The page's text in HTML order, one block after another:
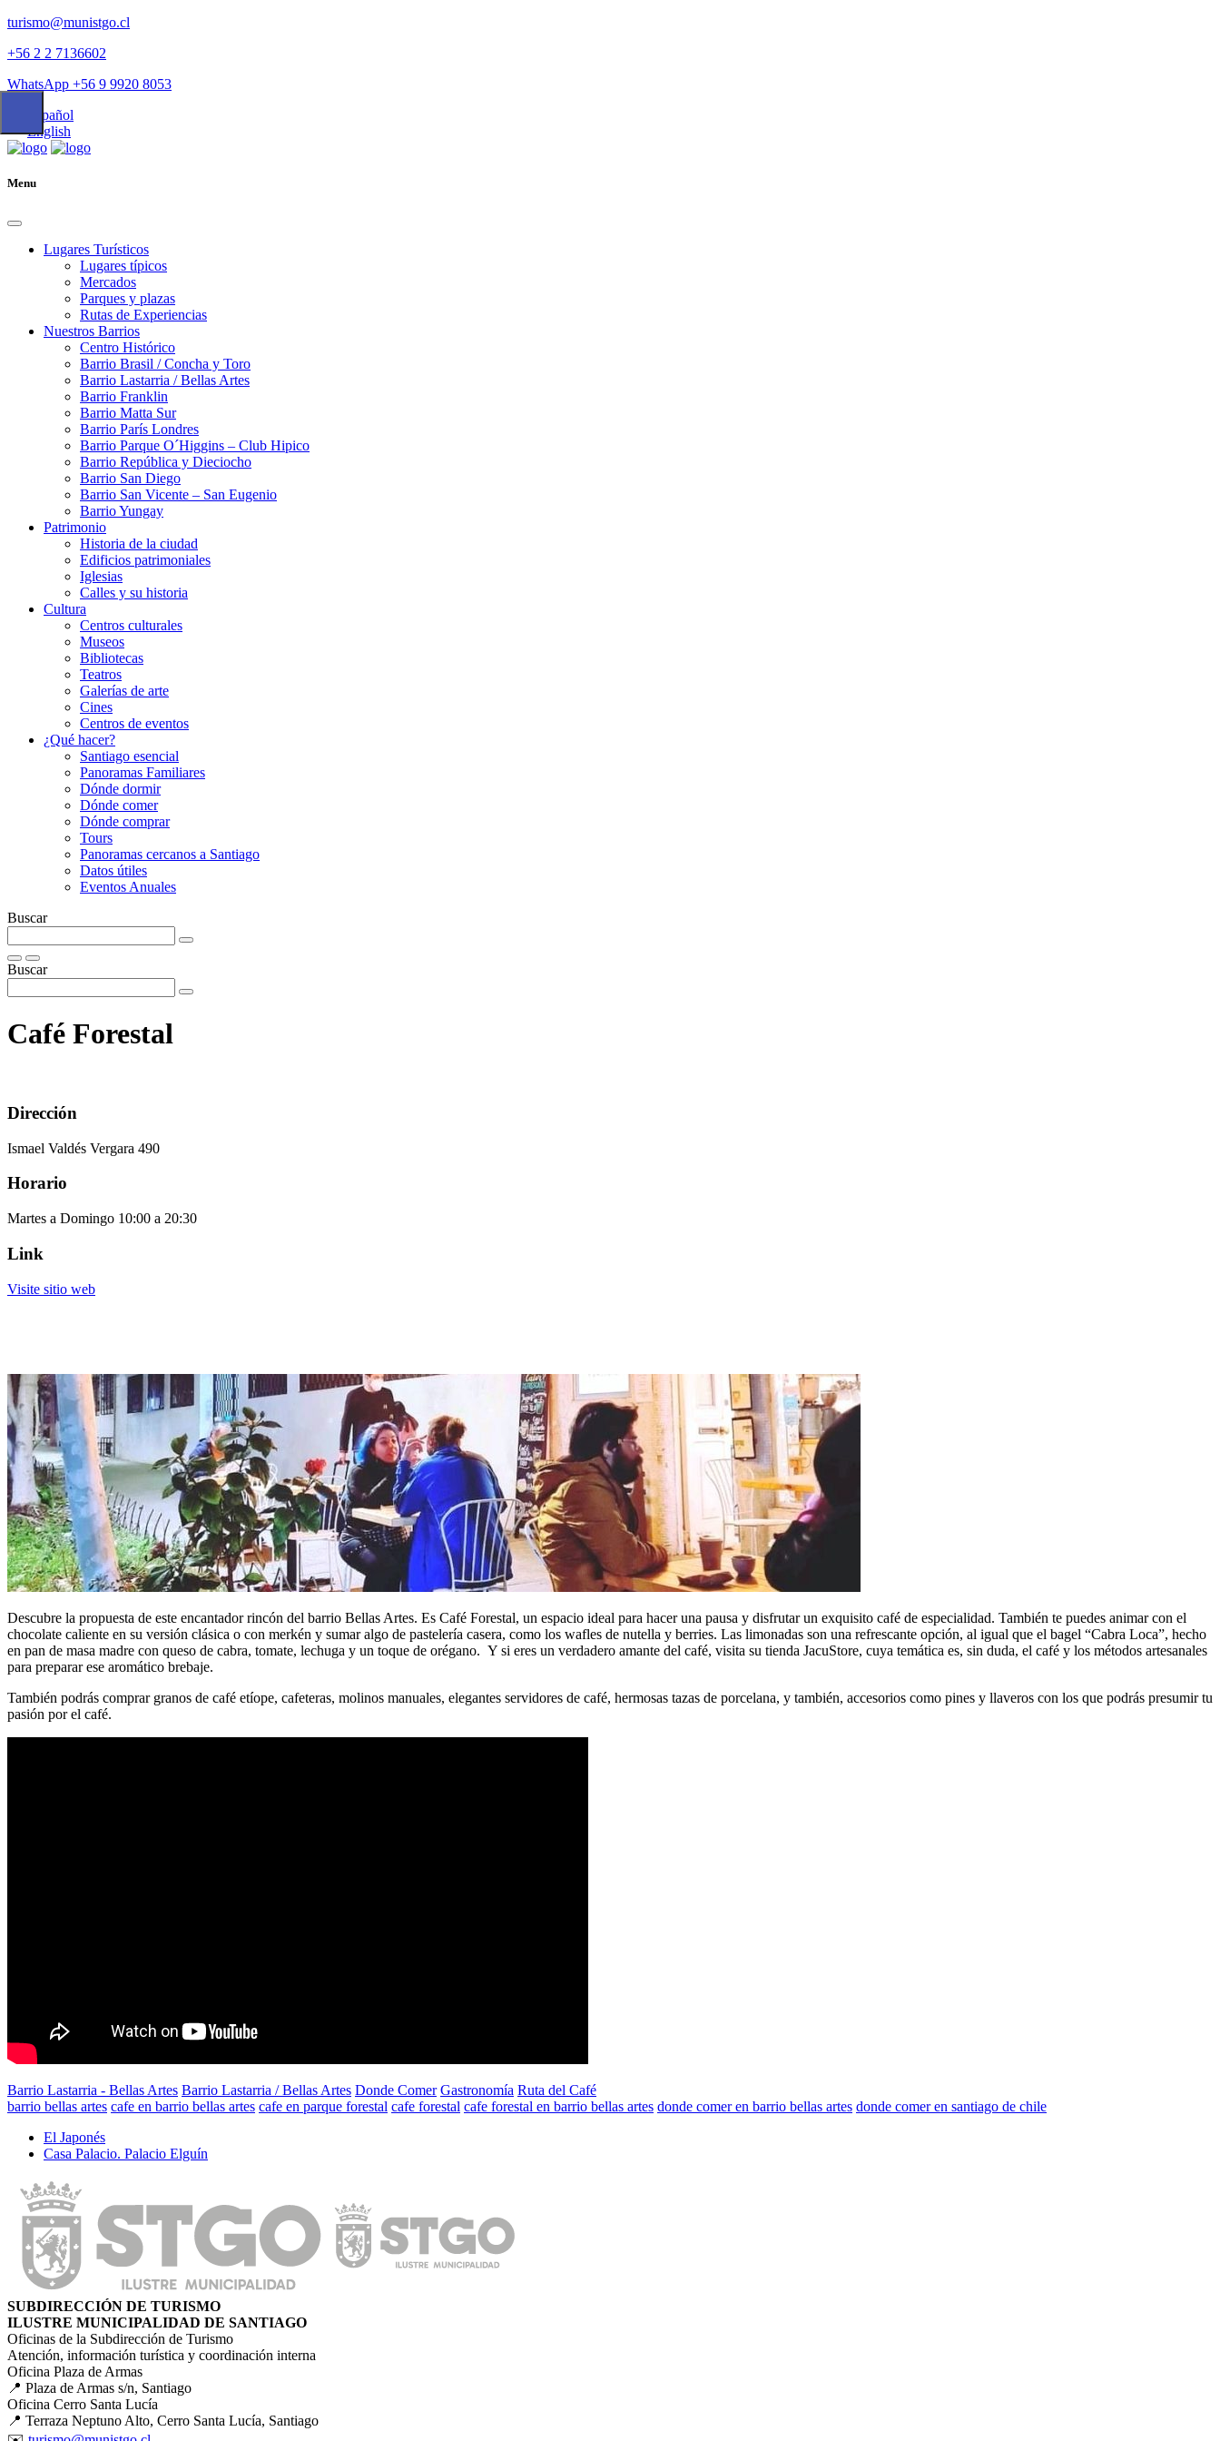
turismo@munistgo.cl
+56 2 2 7136602
WhatsApp +56 9 9920 8053
Español
English
Menu
Lugares Turísticos
Lugares tí­picos
Mercados
Parques y plazas
Rutas de Experiencias
Nuestros Barrios
Centro Histórico
Barrio Brasil / Concha y Toro
Barrio Lastarria / Bellas Artes
Barrio Franklin
Barrio Matta Sur
Barrio Parí­s Londres
Barrio Parque O´Higgins – Club Hipico
Barrio República y Dieciocho
Barrio San Diego
Barrio San Vicente – San Eugenio
Barrio Yungay
Patrimonio
Historia de la ciudad
Edificios patrimoniales
Iglesias
Calles y su historia
Cultura
Centros culturales
Museos
Bibliotecas
Teatros
Galerí­as de arte
Cines
Centros de eventos
¿Qué hacer?
Santiago esencial
Panoramas Familiares
Dónde dormir
Dónde comer
Dónde comprar
Tours
Panoramas cercanos a Santiago
Datos útiles
Eventos Anuales
Buscar
Buscar
Café Forestal
Dirección
Ismael Valdés Vergara 490
Horario
Martes a Domingo 10:00 a 20:30
Link
Visite sitio web
Descubre la propuesta de este encantador rincón del barrio Bellas Artes. Es Café Forestal, un espacio ideal para hacer una pausa y disfrutar un exquisito café de especialidad. También te puedes animar con el
chocolate caliente en su versión clásica o con merkén y sumar algo de pastelería casera, como los wafles de nutella y berries. Las limonadas son una refrescante opción, al igual que el bagel “Cabra Loca”, hecho
en pan de masa madre con queso de cabra, tomate, lechuga y un toque de orégano. Y si eres un verdadero amante del café, visita su tienda JacuStore, cuya temática es, sin duda, el café y los métodos artesanales
para preparar ese aromático brebaje.
También podrás comprar granos de café etíope, cafeteras, molinos manuales, elegantes servidores de café, hermosas tazas de porcelana, y también, accesorios como pines y llaveros con los que podrás presumir tu
pasión por el café.
Barrio Lastarria - Bellas Artes Barrio Lastarria / Bellas Artes Donde Comer Gastronomía Ruta del Café
barrio bellas artes cafe en barrio bellas artes cafe en parque forestal cafe forestal cafe forestal en barrio bellas artes donde comer en barrio bellas artes donde comer en santiago de chile
El Japonés
Casa Palacio. Palacio Elguín
SUBDIRECCIÓN DE TURISMO
ILUSTRE MUNICIPALIDAD DE SANTIAGO
Oficinas de la Subdirección de Turismo
Atención, información turística y coordinación interna
Oficina Plaza de Armas
📍 Plaza de Armas s/n, Santiago
Oficina Cerro Santa Lucía
📍 Terraza Neptuno Alto, Cerro Santa Lucía, Santiago